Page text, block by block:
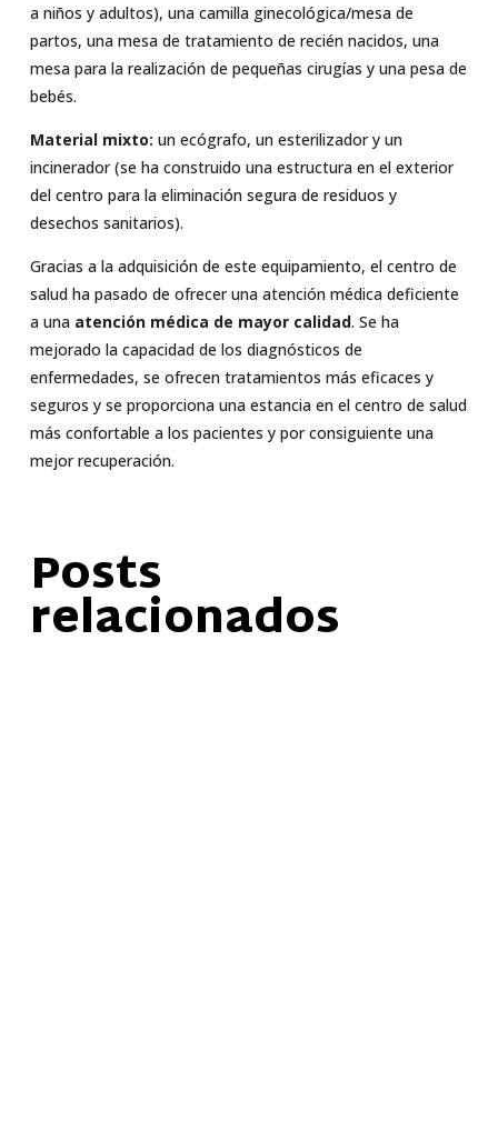
a niños y adultos), una camilla ginecológica/mesa de
partos, una mesa de tratamiento de recién nacidos, una
mesa para la realización de pequeñas cirugías y una pesa de
bebés.
Material mixto: un ecógrafo, un esterilizador y un
incinerador (se ha construido una estructura en el exterior
del centro para la eliminación segura de residuos y
desechos sanitarios).
Gracias a la adquisición de este equipamiento, el centro de
salud ha pasado de ofrecer una atención médica deficiente
a una atención médica de mayor calidad. Se ha
mejorado la capacidad de los diagnósticos de
enfermedades, se ofrecen tratamientos más eficaces y
seguros y se proporciona una estancia en el centro de salud
más confortable a los pacientes y por consiguiente una
mejor recuperación.
Posts
relacionados